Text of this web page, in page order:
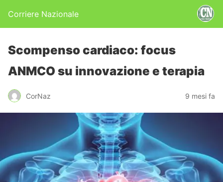
Corriere Nazionale
Scompenso cardiaco: focus
ANMCO su innovazione e terapia
CorNaz 9 mesi fa